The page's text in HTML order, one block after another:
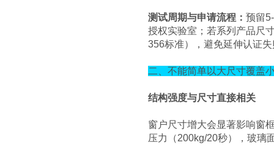
测试周期与申请流程 ： 预留
授权实验室；若系列产品尺
356标准），避免延伸认证
二、不能简单以大尺寸覆盖
结构强度与尺寸直接相关
窗户尺寸增大会显著影响窗
压力（200kg/20秒），玻璃